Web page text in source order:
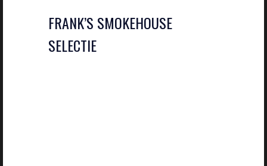
FRANK’S SMOKEHOUSE
SELECTIE